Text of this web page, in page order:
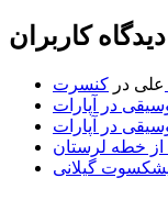
دیدگاه کاربران
علی در
در آپارات
در آپارات
خطه لرستان
گیلانی